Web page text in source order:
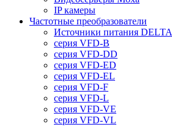
IP камеры
Частотные преобразователи
Источники питания DELTA
серия VFD-B
серия VFD-DD
серия VFD-ED
серия VFD-EL
серия VFD-F
серия VFD-L
серия VFD-VE
серия VFD-VL